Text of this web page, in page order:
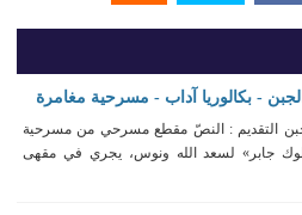
- بكالوريا آداب - مسرحية مغامرة
التقديم : النصّ مقطع مسرحي من مسرحية
جابر» لسعد الله ونوس، يجري في مقهى